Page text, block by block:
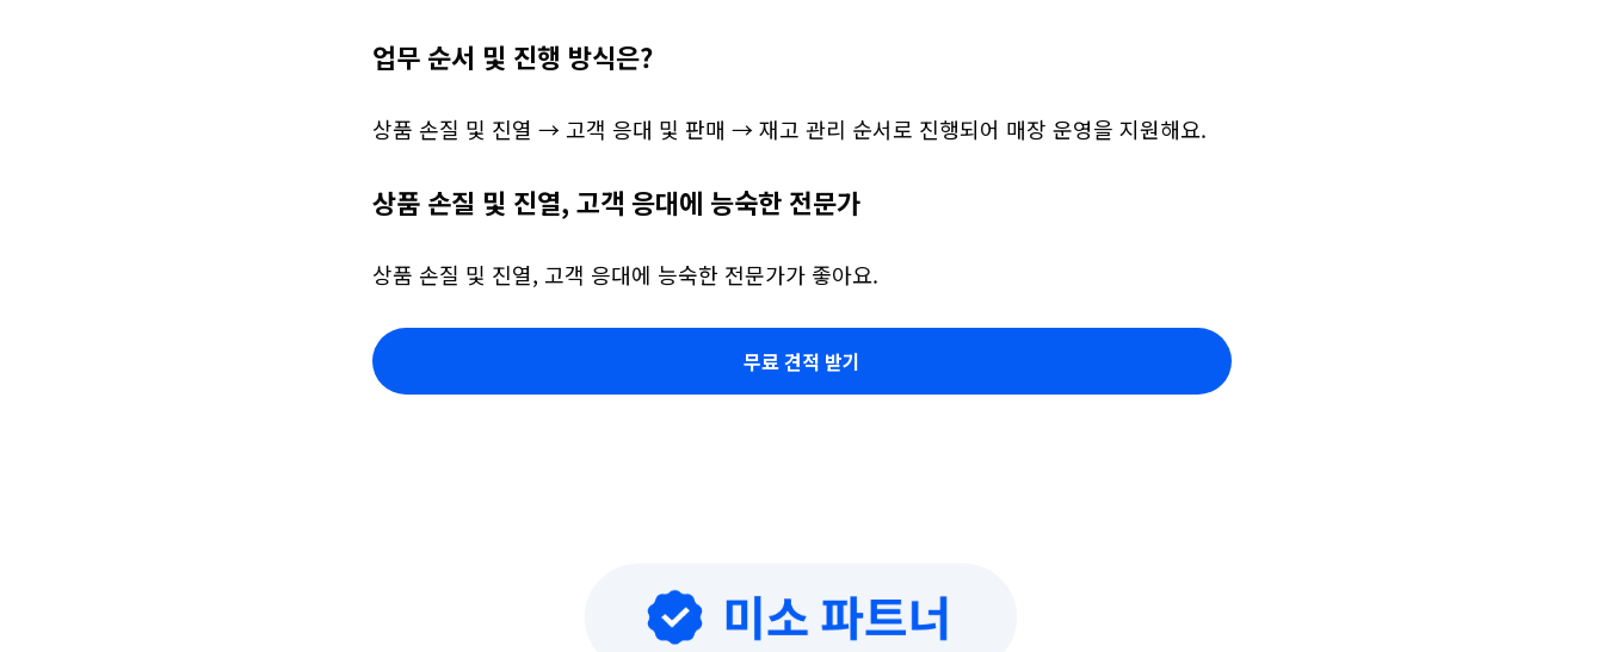
업무 순서 및 진행 방식은?
상품 손질 및 진열 → 고객 응대 및 판매 → 재고 관리 순서로 진행되어 매장 운영을 지원해요.
상품 손질 및 진열, 고객 응대에 능숙한 전문가
상품 손질 및 진열, 고객 응대에 능숙한 전문가가 좋아요.
무료 견적 받기